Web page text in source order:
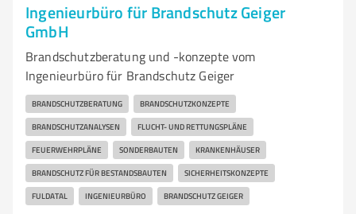
Ingenieurbüro für Brandschutz Geiger
GmbH
Brandschutzberatung und -konzepte vom
Ingenieurbüro für Brandschutz Geiger
BRANDSCHUTZBERATUNG BRANDSCHUTZKONZEPTE
BRANDSCHUTZANALYSEN FLUCHT- UND RETTUNGSPLÄNE
FEUERWEHRPLÄNE SONDERBAUTEN KRANKENHÄUSER
BRANDSCHUTZ FÜR BESTANDSBAUTEN SICHERHEITSKONZEPTE
FULDATAL INGENIEURBÜRO BRANDSCHUTZ GEIGER